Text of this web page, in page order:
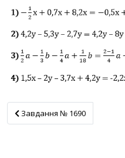
Завдання № 1690
Завдання № 1690